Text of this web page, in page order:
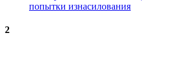
попытки изнасилования
2